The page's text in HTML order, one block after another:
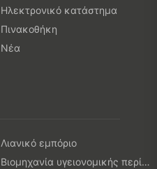
Ηλεκτρονικό κατάστημα
Πινακοθήκη
Νέα
Λιανικό εμπόριο
Βιομηχανία υγειονομικής περίθαλψης